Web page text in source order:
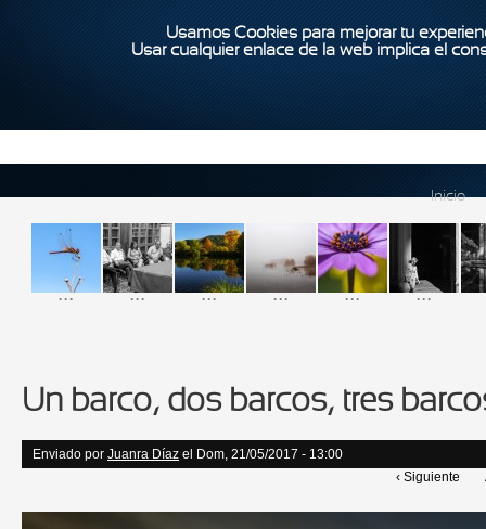
Usamos Cookies para mejorar tu
Usar cualquier enlace de la web implica el
Inicio
... ... ... ... ... ...
Un barco, dos barcos, tres
Enviado por Juanra Díaz el Dom, 21/05/2017 - 13:00
‹ Siguiente